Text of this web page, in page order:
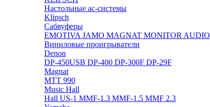
Настольные ас-системы
Klipsch
Сабвуферы
EMOTIVA JAMO MAGNAT MONITOR AUDIO
Виниловые проигрыватели
Denon
DP-450USB DP-400 DP-300F DP-29F
Magnat
MTT 990
Music Hall
Hall US-1 MMF-1.3 MMF-1.5 MMF 2.3